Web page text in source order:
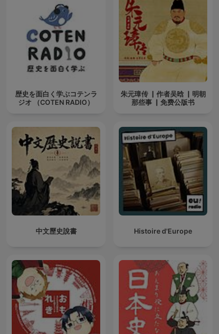
歴史を面白く学ぶコテンラ
ジオ （COTEN RADIO）
朱元璋传 ▏作者吴晗 ▏明朝
那些事 ▏免费公版书
中文歷史說書 Histoire d'Europe